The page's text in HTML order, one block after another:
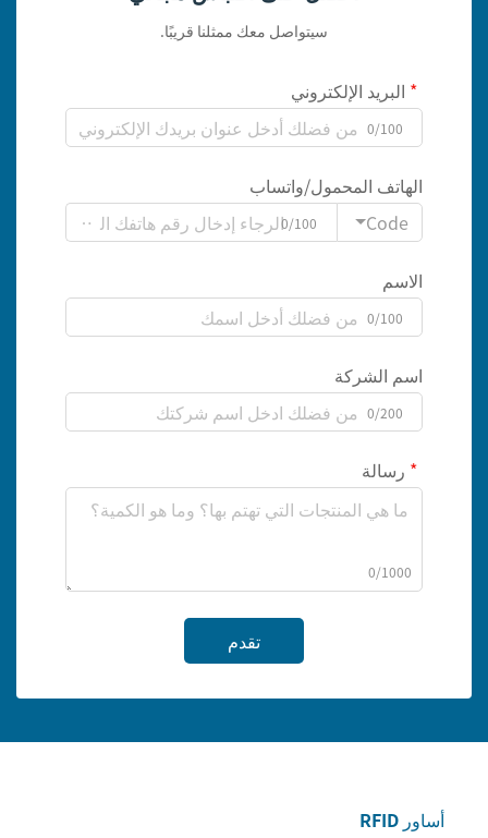
سيتواصل معك ممثلنا قريبًا.
البريد الإلكتروني
0/100
الهاتف المحمول/واتساب
Code
0/100
الاسم
0/100
اسم الشركة
0/200
رسالة
0/1000
تقدم
أساور RFID